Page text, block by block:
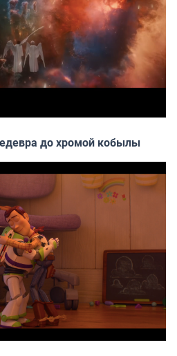
до хромой кобылы